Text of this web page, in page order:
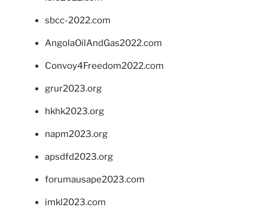
sbcc-2022.com
AngolaOilAndGas2022.com
Convoy4Freedom2022.com
grur2023.org
hkhk2023.org
napm2023.org
apsdfd2023.org
forumausape2023.com
imkl2023.com